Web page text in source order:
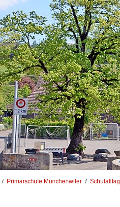
Primarschule Münchenwiler Schulalltag